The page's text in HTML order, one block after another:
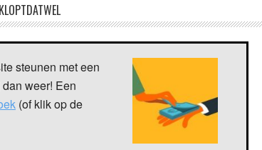
steunen met een
weer! Een
(of klik op de